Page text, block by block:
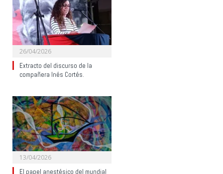
26/04/2026
Extracto del discurso de la
compañera Inés Cortés.
13/04/2026
El papel anestésico del mundial